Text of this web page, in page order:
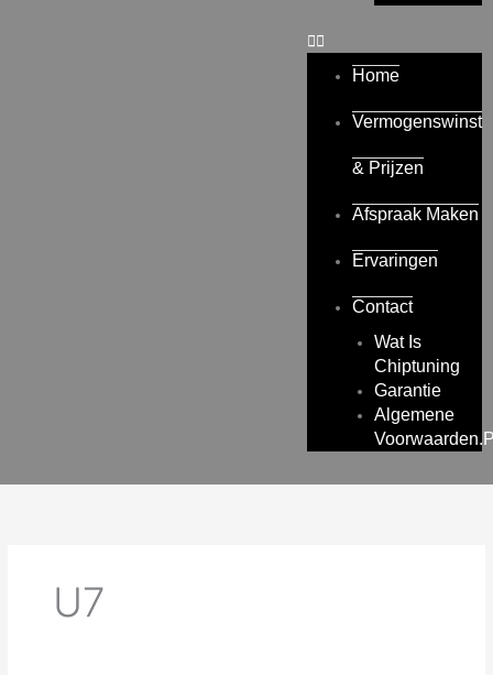
Home
Vermogenswinst
& Prijzen
Afspraak Maken
Ervaringen
Contact
Wat Is
Chiptuning
Garantie
Algemene
U7